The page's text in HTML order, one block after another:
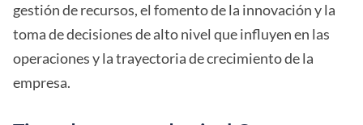
gestión de recursos, el fomento de la innovación y la
toma de decisiones de alto nivel que influyen en las
operaciones y la trayectoria de crecimiento de la
empresa.